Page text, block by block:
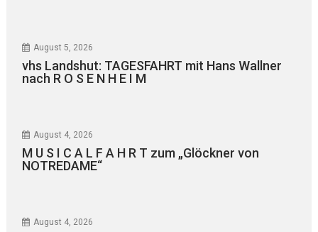
August 5, 2026
vhs Landshut: TAGESFAHRT mit Hans Wallner
nach R O S E N H E I M
August 4, 2026
M U S I C A L F A H R T zum „Glöckner von
NOTREDAME“
August 4, 2026